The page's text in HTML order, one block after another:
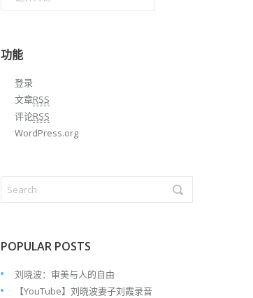
功能
登录
文章RSS
评论RSS
WordPress.org
POPULAR POSTS
刘晓波：审美与人的自由
【YouTube】刘晓波妻子刘霞录音